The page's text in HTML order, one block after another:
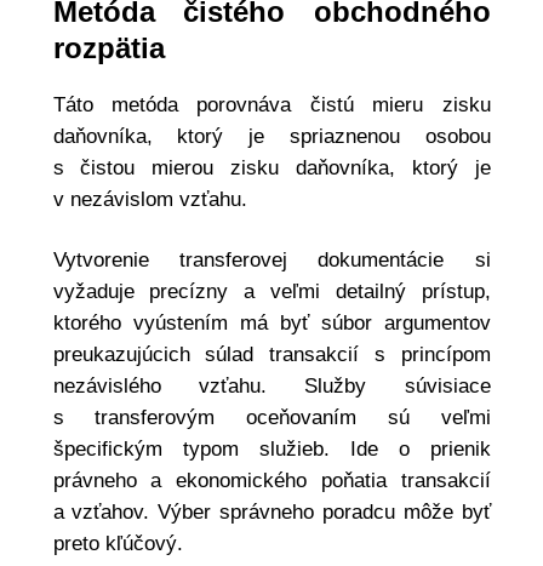
Metóda čistého obchodného
rozpätia
Táto metóda porovnáva čistú mieru zisku
daňovníka, ktorý je spriaznenou osobou
s čistou mierou zisku daňovníka, ktorý je
v nezávislom vzťahu.
Vytvorenie transferovej dokumentácie si
vyžaduje precízny a veľmi detailný prístup,
ktorého vyústením má byť súbor argumentov
preukazujúcich súlad transakcií s princípom
nezávislého vzťahu. Služby súvisiace
s transferovým oceňovaním sú veľmi
špecifickým typom služieb. Ide o prienik
právneho a ekonomického poňatia transakcií
a vzťahov. Výber správneho poradcu môže byť
preto kľúčový.